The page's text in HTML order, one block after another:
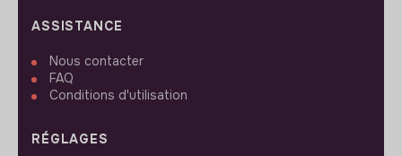
ASSISTANCE
Nous contacter
FAQ
Conditions d'utilisation
RÉGLAGES